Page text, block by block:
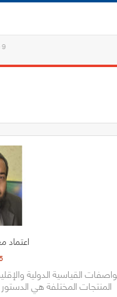
اعتماد
القياسية الدولية
المنتجات المختلفة هي